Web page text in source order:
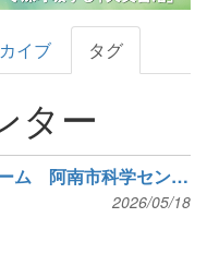
イブ タグ
ター
地域の力で誕生した新ドーム 阿南市科学センター「日亜プラネタリウム」
2026/05/18